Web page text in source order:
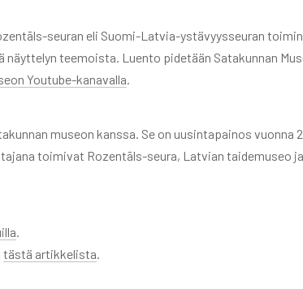
seuran eli Suomi-Latvia-ystävyysseuran
teemoista. Luento pidetään Satakunnan
Youtube-kanavalla.
museon kanssa. Se on uusintapainos vuonna
toimivat Rozentāls-seura, Latvian taidemuseo
.
tästä artikkelista.